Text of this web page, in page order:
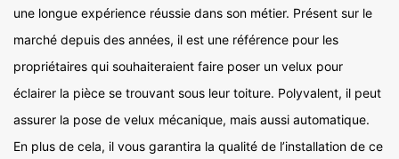
une longue expérience réussie dans son métier. Présent sur le
marché depuis des années, il est une référence pour les
propriétaires qui souhaiteraient faire poser un velux pour
éclairer la pièce se trouvant sous leur toiture. Polyvalent, il peut
assurer la pose de velux mécanique, mais aussi automatique.
En plus de cela, il vous garantira la qualité de l’installation de ce